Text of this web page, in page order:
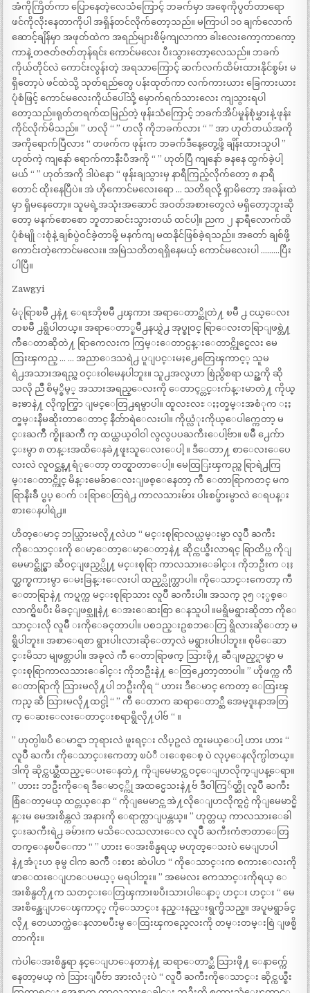
အံကိုကြိတ်ကာ ပြောနေတဲ့လေသံကြောင့် ဘခက်မှာ အစေ့ကိုပွတ်တာရော
ဖင်ကိုလိုးနေတာကိုပါ အရှိန်တင်လိုက်တော့သည်။ မကြာပါ ၁၀ ချက်လောက်
ဆောင့်ချိန်မှာ အဖုတ်ထဲက အရည်များစိမ့်ကျလာကာ ခါးလေးကော့ကာကော့
ကာနဲ့ တဇတ်ဇတ်တုန်ရင်း ကောင်မလေး ပီးသွားတော့လေသည်။ ဘခက်
ကိုယ်တိုင်လဲ ကောင်းလွန်းတဲ့ အရသာကြောင့် ဆက်လက်ထိမ်းထားနိုင်စွမ်း မ
ရှိတော့ပဲ ဖင်ထဲသို့ သုတ်ရည်တွေ ပန်းထုတ်ကာ လက်ကားယား ခြေကားယား
ပုံစံဖြင့် ကောင်မလေးကိုယ်ပေါ်သို့ မှောက်ရက်သားလေး ကျသွားရပါ
တော့သည်။ရုတ်တရက်ထမြည်တဲ့ ဖုန်းသံကြောင့် ဘခက်အိပ်မှုန်စုံမွှားနဲ့ ဖုန်း
ကိုင်လိုက်မိသည်။ ” ဟလို “ ” ဟလို ကိုဘခက်လား “ ” အာ ဟုတ်တယ်အကို
အကိုရောက်ပြီလား “ တဖက်က ဖုန်းက ဘခက်ဒီနေ့တွေ့ဖို့ ချိန်းထားသူပါ ”
ဟုတ်ကဲ့ ကျနော် ရောက်ကာနီးပီအကို “ ” ဟုတ်ပြီ ကျနော် ခနနေ ထွက်ခဲ့ပါ့
မယ် “ ” ဟုတ်အကို ဒါပဲနော “ ဖုန်းချသွားမှ နာရီကြည့်လိုက်တော့ ၈ နာရီ
တောင် ထိုးနေပြီပဲ။ အဲ ဟိုကောင်မလေးရော … သတိရလို့ ရှာမိတော့ အခန်းထဲ
မှာ ရှိမနေတော့။ သူမရဲ့အသုံးအဆောင် အဝတ်အစားတွေလဲ မရှိတော့ဘူးဆို
တော့ မနက်စောစော ဘူတာဆင်းသွားတယ် ထင်ပါ့။ ညက ၂ နာရီလောက်ထိ
ပုံစံမျို းစုံနဲ့ ချစ်ပွဲဝင်ခဲ့တာမို့ မနက်ကျ မထနိုင်ဖြစ်ခဲ့ရသည်။ အတော် ချစ်ဖို့
ကောင်းတဲ့ကောင်မလေး။ အမြဲသတိတရရှိနေမယ့် ကောင်မလေးပါ ………ပြီး
ပါပြီ။
Zawgyi
မံုရြာၿမိဳ ႕နဲ႔ ေရႊဘိုၿမိဳ ႕ၾကား အရာေတာ္ဆိုတဲ႔ ၿမိဳ ႕ ငယ္ေလး
တၿမိဳ ႕ရွိပါတယ္။ အရာေတာ္ၿမိဳ႕နယ္ရဲ႕ အုပ္စုဝင္ ရြာေလးတရြာျဖစ္တဲ႔
က်ီေတာဆိုတဲ႔ ရြာကေလးက ကြမ္းေတာင္ပန္းေတာင္ကိုင္မေလး မေ
ထြးၾကည္ … … အညာေဒသရဲ႕ ပူျပင္းမႈ႕ေတြေၾကာင့္ သူမ
ရဲ႕အသားအရည္က ဝင္းဝါမေနပါဘူး။ သူ႕အလွဟာ စြဲညွိစရာ ယဥ္သကို ဆို
သလို ညိဳ စိမ့္စိမ့္ အသားအရည္ေလးကို ေတာင့္တင္းက်န္းမာတဲ႔ ကိုယ္
ခႏၶာနဲ႔ လိုက္ဖက္စြာ ျမင္ေတြ႕ရမွာပါ။ ထူလႊလႊ ႏႈတ္ခမ္းအစံုက ႏႈ
တ္ခမ္းနီမဆိုးတာေတာင္ နီတ်ာရဲေလးပါ။ ကိုယ္လံုးကိုယ္ေပါက္ကေတာ့ မ
င္းႀကိဳ က္စိုးႀကိဳ က္ ထယ္ထယ္ဝါဝါ လွလွပပႀကီးေပါ့ဗ်ာ။ ၿမိဳ ႕ေက်ာ
င္းမွာ ၈ တန္းအထိေနခဲ႔ဖူးသူေလးေပါ့ ။ ဒီေတာ႔ စာေလးေပေ
လးလဲ လူဝင္ဆန္႔ရံုေတာ့ တတ္ရွာတာေပါ့။ မေထြြးၾကည္က ရြာရဲ႕ကြ
မ္းေတာင္ကိုင္ မိန္းမေခ်ာေလးျဖစ္ေနေတာ့ က်ီ ေတာရြာကတင္ မက
ရြာနီးခ်ဳ ပ္စပ္ ေက် းရြာေတြရဲ႕ ကာလသားမ်ား ပါးစပ္ဖ်ားမွာလဲ ေရပန္း
စားေနပါရဲ႕။
ဟိတ္ေမာင္ ဘယ္သြားမလို႔လဲဟ “ မင္းစုရြာလယ္လမ္းမွာ လူပ်ိဳ ႀကီး
ကိုေသာင္းကို ေမာ့ေတာ့ေမာ့ေတာ့နဲ႔ ဆိုင္ကယ္စီးလာရင္ ရြာထိပ္က ကိုျ
မေမာင္ဆိုင္မွာ ဆီဝင္ျဖည့္လို႔ မင္းစုရြာ ကာလသားေခါင္း ကိုဘဦးက ႏႈ
တ္ဆက္စကားမွာ ေမးခြန္းေလးပါ ထည့္လိုက္တာပါ။ ကိုေသာင္းကေတာ့ က်ီ
ေတာရြာနဲ႔ ကပ္ရက္က မင္းစုရြာသား လူပ်ိဳ ႀကီးပါ။ အသက္ ၃၅ ႏွစ္ေ
လာက္ရွိၿပီး မိခင္ျဖစ္သူနဲ႔ ေအးေဆးစြာ ေနသူပါ ။မရွိမရွားဆိုတာ ကိုေ
သာင္းလို လူမ်ိဳ းကိုေခၚတာပါ။ ပစၥည္းဥစၥာေတြ ရွိလားဆိုေတာ့ မ
ရွိပါဘူး။ အစာေရစာ ရွားပါးလားဆိုေတာ့လဲ မရွားပါးပါဘူး။ စုမိေဆာ
င္းမိသာ မျဖစ္တာပါ။ အခုလဲ က်ီ ေတာရြာဖက္ သြားဖို႔ ဆီျဖည့္ရာမွာ မ
င္းစုရြာကာလသားေခါင္း ကိုဘဦးနဲ႔ ေတြ႕ေတာ့တာပါ။ ” ဟိုဖက္က က်ီ
ေတာရြာကို သြားမလို႔ပါ ဘဦးကိုရ “ ဟားး ဒီေမာင္ ကေတာ့ ေထြးၾ
ကည္မ ဆီ သြားမလို႔ထင္ပါ့ “ ” က်ီ ေတာက ဆရာေတာ္ဆီ အေမ့ဒူးနာအတြ
က္ ေဆးေလးေတာင္းစရာရွိလို႔ပါဗ် “ ။
” ဟုတ္ပါၿပီ ေမာင္ရာ ဘုရားလဲ ဖူးရင္း လိပ္ဥလဲ တူးမယ္ေပါ့ ဟား ဟား “
လူပ်ိဳ ႀကီး ကိုေသာင္းကေတာ့ ၿပံဳ းေစ့ေစ့ ပဲ လုပ္ေနလိုက္ပါတယ္။
ဒါကို ဆိုင္ကယ္ဆီထည့္ေပးေနတဲ႔ ကိုျမေမာင္က ဝင္ေျပာလိုက္ျပန္ေရာ။
” ဟားး ဘဦးကိုေရ ဒီေမာင့္ကို အထင္မေသးနဲ႔ဗ် ဒီဝါကြ်တ္ဆို လူပ်ိဳ ႀကီး
စြံေတာ့မယ္ ထင္တယ္ေနာ “ ကိုျမေမာင္က အဲ႔လိုေျပာလိုက္ရင္ပဲ ကိုျမေမာင္မိ
န္းမ မေအးစိန္ကလဲ အနားကို ေရာက္လာျပန္တယ္။ ” ဟုတ္တယ္ ကာလသားေခါ
င္းႀကီးရဲ႕ ခမ်ားက မသိေလသလားေလ လူပ်ိဳ ႀကီးကံဇာတာေတြ
တက္ေနၿပီေကာ “ ” ဟားး ေအးစိန္မရယ္ မဟုတ္ေသးပဲ မေျပာပါ
နဲ႔အံုးဟ ခုမွ ငါက ႀကိဳ းစား ဆဲပါဟ “ ကိုေသာင္းက စကားေလးကို
ဖာေထးေျပာေပမယ့္ မရပါဘူး။ ” အမေလး ကေသာင္းကိုရယ္ ေ
အးစိန္မတို႔က သတင္းေတြၾကားၿပီးသားပါေနာ္ ဟင္း ဟင္း “ မေ
အးစိန္အေျပာေၾကာင့္ ကိုေသာင္း နည္းနည္းရွက္မိသည္။ အပူမရွာခ်င္
လို႔ တေယာက္ထဲေနလာၿပီးမွ ေထြးၾကည္မေလးကို တမ္းတမ္းစြဲ ျဖစ္မိ
တာကိုး။
ကဲပါေအးစိန္မရာ နင္ေျပာေနတာနဲ႔ ဆရာေတာ္ဆီ သြားဖို႔ ေနာက္က်ေ
နေတာ့မယ္ ကဲ သြားျပီဗ်ာ အားလံုးပဲ “ လူပ်ိဳ ႀကီးကိုေသာင္း ဆိုင္ကယ္စီး